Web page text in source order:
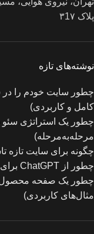
پلاک ۳1۷
نوشته‌های تازه
چطور سایت خودم را در
کامل و کاربردی)
چطور یک استراتژی سئو
مرحله‌به‌مرحله)
چگونه برای سایت تازه‌
چطور از ChatGPT برای تولید محتوا و سئو استفاده کنیم؟
چطور یک صفحه محصول
مثال‌های کاربردی)